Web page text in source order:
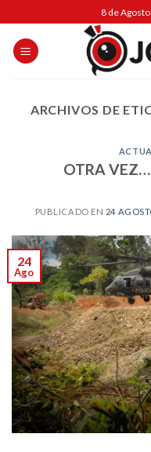
to
content
8 de
ARCHIVOS DE
OTRA VEZ…
PUBLICADO EN 24
24
Ago